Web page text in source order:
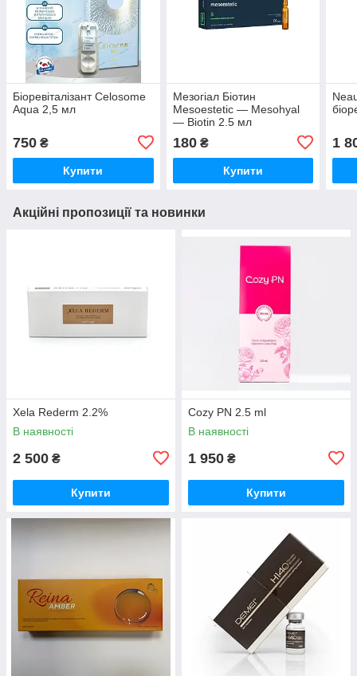
Біоревіталізант Celosome
Aqua 2,5 мл
750 ₴
Купити
Мезогіал Біотин
Mesoestetic — Mesohyal
— Biotin 2.5 мл
180₴
Купити
1
Акційні пропозиції та новинки
Xela Rederm 2.2%
В наявності
2 500 ₴
Купити
Cozy PN 2.5 ml
В наявності
1 950 ₴
Купити